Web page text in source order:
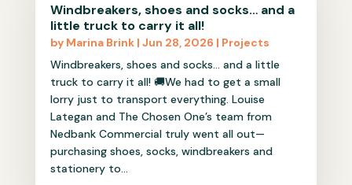
Windbreakers, shoes and socks… and a
little truck to carry it all!
by Marina Brink| Jun 28, 2026 | Projects
Windbreakers, shoes and socks… and a little
truck to carry it all! 🚚We had to get a small
lorry just to transport everything. Louise
Lategan and The Chosen One’s team from
Nedbank Commercial truly went all out—
purchasing shoes, socks, windbreakers and
stationery to...